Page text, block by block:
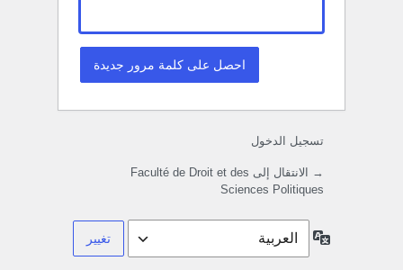
تسجيل الدخول
→ الانتقال إلى Faculté de Droit et des
Sciences Politiques
اللغة